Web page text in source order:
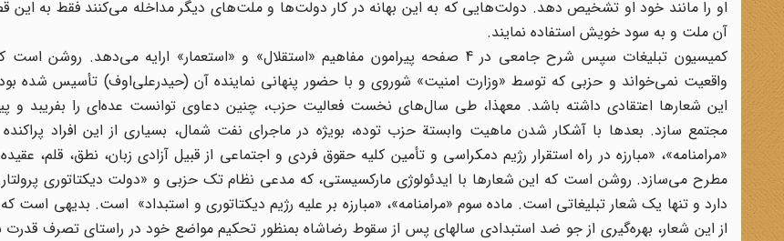
او را مانند خود او تشخیص دهد. دولت‌هایی که به این بهانه در کار دولت‌ها و ملت‌های دیگر مداخله می‌کنند فقط به این
آن ملت و به سود خویش استفاده نمایند.
کمیسیون تبلیغات سپس شرح جامعی در 4 صفحه پیرامون مفاهیم «استقلال» و «استعمار» ارایه می‌دهد.
واقعیت نمی‌خواند و حزبی که توسط «وزارت امنیت» شوروی و با حضور پنهانی نماینده ‌آن (حیدرعلی‌اوف) تأسیس شده
این شعارها اعتقادی داشته باشد. معهذا، طی سال‌های نخست فعالیت حزب، چنین دعاوی توانست عده‌ای را بفریبد و
مجتمع سازد. بعدها با آشکار شدن ماهیت وابستة حزب توده، بویژه در ماجرای نفت شمال، بسیاری از این افراد
«مرامنامه»، «مبارزه در راه استقرار رژیم دمکراسی و تأمین کلیه حقوق فردی و اجتماعی از قبیل آزادی زبان، نطق، قلم،
مطرح می‌سازد. روشن است که این شعارها با ایدئولوژی مارکسیستی، که مدعی نظام تک حزبی و «دولت دیکتاتوری
دارد و تنها یک شعار تبلیغاتی است. ماده سوم «مرامنامه»، «مبارزه بر علیه رژیم دیکتاتوری و استبداد» است. بدیهی است
از این شعار، بهره‌گیری از جو ضد استبدادی سالهای پس از سقوط رضاشاه بمنظور تحکیم مواضع خود در راستای تصرف قدرت